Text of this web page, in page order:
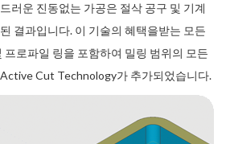
러운 진동없는 가공은 절삭 공구 및 기계
결과입니다. 이 기술의 혜택을받는 모든
프로파일 링을 포함하여 밀링 범위의 모든
Cut Technology가 추가되었습니다.